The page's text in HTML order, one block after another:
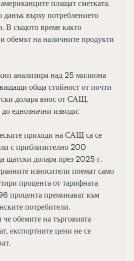
плащат сметката.
данък върху потреблението
В същото време както
и обемът на наличните продукти
анализира над 25 милиона
обща стойност от почти
долара внос от САЩ.
еднозначни изводи:
приходи на САЩ са се
с приблизително 200
щатски долара през 2025 г.
износители поемат само
процента от тарифната
процента преминават към
потребители.
обемите на търговията
експортните цени не се